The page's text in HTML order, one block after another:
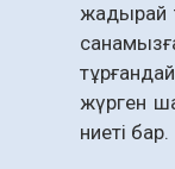
жады­рай
жүрген
ниеті бар.